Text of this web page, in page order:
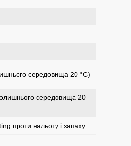
середовища 20 °С)
середовища 20
проти нальоту і запаху